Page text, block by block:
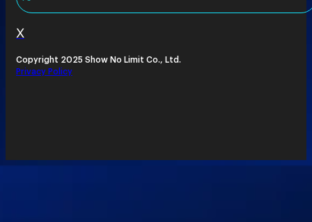
X
Copyright 2025 Show No Limit Co., Ltd.
Privacy Policy